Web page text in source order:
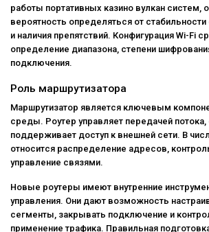
работы портативных казино вулкан систем,
вероятность определяться от стабильности
и наличия препятствий. Конфигурация Wi-Fi
определение диапазона, степени
подключения.
Роль маршрутизатора
Маршрутизатор является ключевым
среды. Роутер управляет передачей
поддерживает доступ к внешней сети. В
относится распределение адресов,
управление связями.
Новые роутеры имеют внутренние
управления. Они дают возможность
сегменты, закрывать подключение и
применение трафика. Правильная